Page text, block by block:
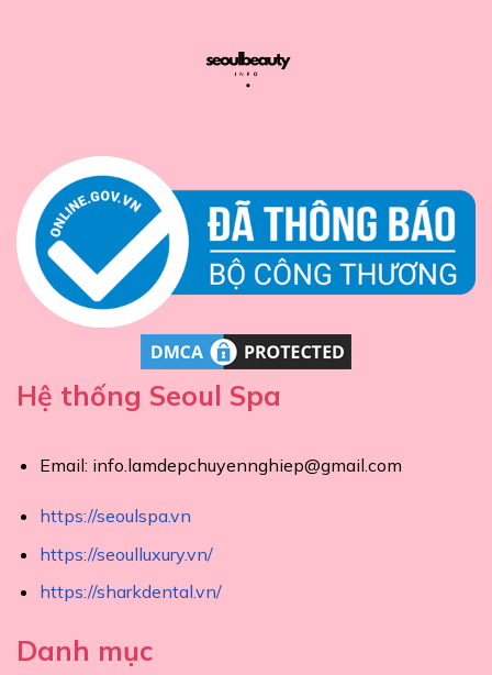
Hệ thống Seoul Spa
Email: info.lamdepchuyennghiep@gmail.com
https://seoulspa.vn
https://seoulluxury.vn/
https://sharkdental.vn/
Danh mục